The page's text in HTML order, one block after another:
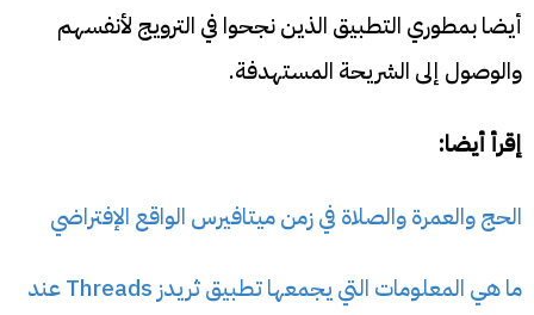
أيضا بمطوري التطبيق الذين نجحوا في الترويج لأنفسهم
والوصول إلى الشريحة المستهدفة.
إقرأ أيضا:
الحج والعمرة والصلاة في زمن ميتافيرس الواقع الإفتراضي
ما هي المعلومات التي يجمعها تطبيق ثريدز Threads عند